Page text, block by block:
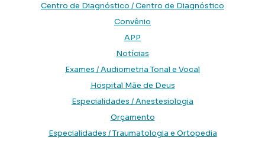
Centro de Diagnóstico / Centro de Diagnóstico
Convênio
APP
Notícias
Exames / Audiometria Tonal e Vocal
Hospital Mãe de Deus
Especialidades / Anestesiologia
Orçamento
Especialidades / Traumatologia e Ortopedia